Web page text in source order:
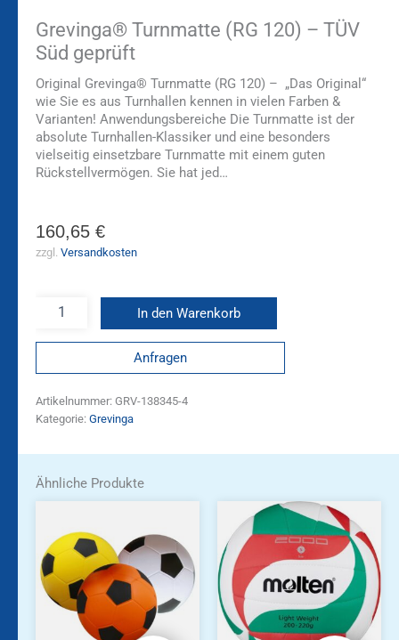
Grevinga® Turnmatte (RG 120) – TÜV
Süd geprüft
Original Grevinga® Turnmatte (RG 120) – „Das Original“
wie Sie es aus Turnhallen kennen in vielen Farben &
Varianten! Anwendungsbereiche Die Turnmatte ist der
absolute Turnhallen-Klassiker und eine besonders
vielseitig einsetzbare Turnmatte mit einem guten
Rückstellvermögen. Sie hat jed…
160,65 €
zzgl. Versandkosten
In den Warenkorb
Anfragen
Artikelnummer: GRV-138345-4
Kategorie: Grevinga
Ähnliche Produkte